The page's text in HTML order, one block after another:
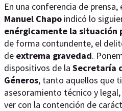
En una conferencia de
Manuel Chapo indicó lo
enérgicamente la situación
de forma contundente, el
de extrema gravedad.
dispositivos de la Secretaría
Géneros, tanto aquellos que
asesoramiento técnico y
ver con la contención de